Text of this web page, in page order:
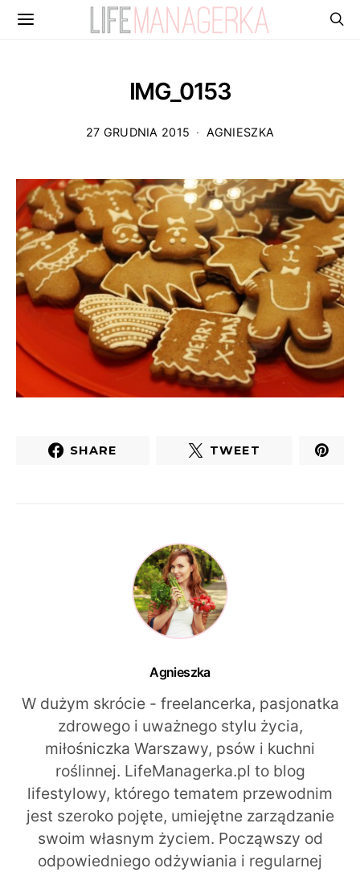
IMG_0153
27 GRUDNIA 2015 AGNIESZKA
SHARE TWEET
Agnieszka
W dużym skrócie - freelancerka, pasjonatka
zdrowego i uważnego stylu życia,
miłośniczka Warszawy, psów i kuchni
roślinnej. LifeManagerka.pl to blog
lifestylowy, którego tematem przewodnim
jest szeroko pojęte, umiejętne zarządzanie
swoim własnym życiem. Począwszy od
odpowiedniego odżywiania i regularnej